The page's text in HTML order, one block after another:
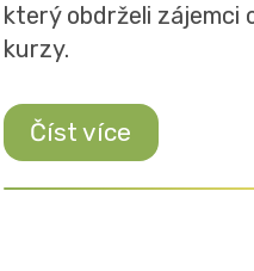
který obdrželi zájemci
kurzy.
Číst více